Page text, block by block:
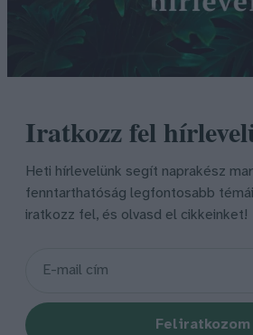
Iratkozz fel
Heti hírlevelünk segít naprakész
fenntarthatóság legfontosabb
iratkozz fel, és olvasd el cikkeinket!
Feliratkozom